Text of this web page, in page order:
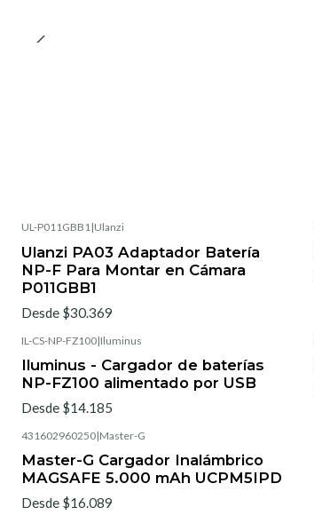
UL-P011GBB1|Ulanzi
Ulanzi PA03 Adaptador Batería
NP-F Para Montar en Cámara
P011GBB1
Desde $30.369
IL-CS-NP-FZ100|Iluminus
Iluminus - Cargador de baterías
NP-FZ100 alimentado por USB
Desde $14.185
431602960250|Master-G
Master-G Cargador Inalámbrico
MAGSAFE 5.000 mAh UCPM5IPD
Desde $16.089